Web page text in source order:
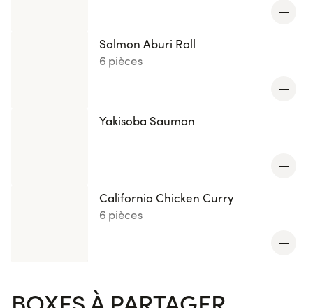
Salmon Aburi Roll
6 pièces
Yakisoba Saumon
California Chicken Curry
6 pièces